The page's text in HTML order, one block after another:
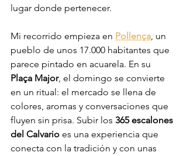
lugar donde pertenecer.
Mi recorrido empieza en Pollença, un
pueblo de unos 17.000 habitantes que
parece pintado en acuarela. En su
Plaça Major, el domingo se convierte
en un ritual: el mercado se llena de
colores, aromas y conversaciones que
fluyen sin prisa. Subir los 365 escalones
del Calvario es una experiencia que
conecta con la tradición y con unas